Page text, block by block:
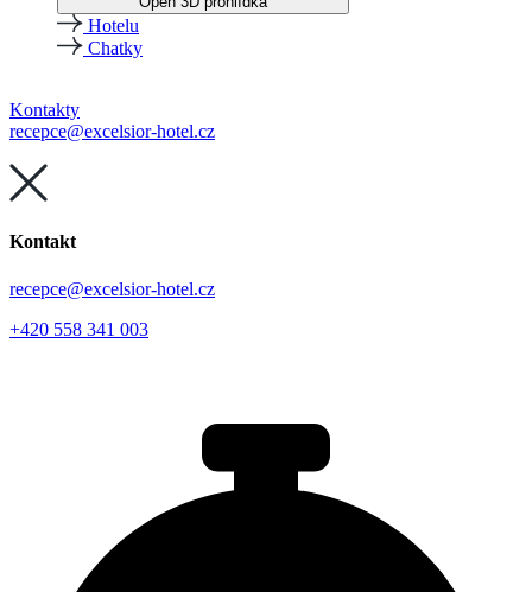
Hotelu
Chatky
Kontakty
recepce@excelsior-hotel.cz
Kontakt
recepce@excelsior-hotel.cz
+420 558 341 003